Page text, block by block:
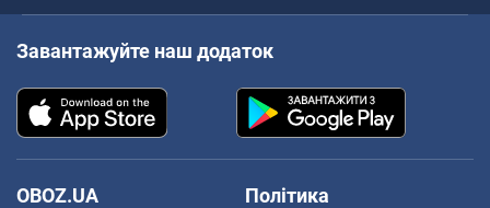
Завантажуйте наш додаток
OBOZ.UA
Політика